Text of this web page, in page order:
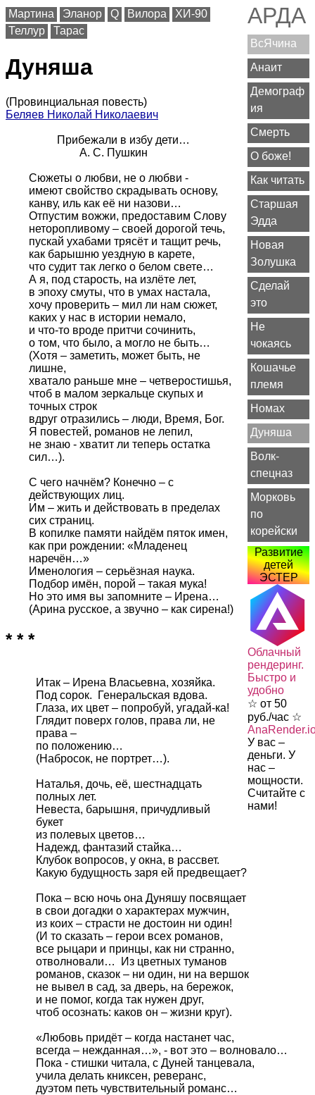
АРДА
ВсЯчина
Анаит
Демограф
ия
Смерть
О боже!
Как читать
Старшая
Эдда
Новая
Золушка
Сделай
это
Не
чокаясь
Кошачье
племя
Номах
Дуняша
Волк-
спецназ
Морковь
по
корейски
Развитие
детей
ЭСТЕР
Облачный
рендеринг.
Быстро и
удобно
☆ от 50
руб./час ☆
У вас –
деньги. У
нас –
мощности.
Считайте с
нами!
Мартина Эланор Q Вилора
ХИ-90
Теллур
Тарас
Дуняша
(Провинциальная повесть)
Беляев Николай Николаевич
Сюжеты о любви, не о любви -
имеют свойство скрадывать основу,
канву, иль как её ни назови…
Отпустим вожжи, предоставим Слову
неторопливому – своей дорогой течь,
пускай ухабами трясёт и тащит речь,
как барышню уездную в карете,
что судит так легко о белом свете…
А я, под старость, на излёте лет,
в эпоху смуты, что в умах настала,
хочу проверить – мил ли нам сюжет,
каких у нас в истории немало,
и что-то вроде притчи сочинить,
о том, что было, а могло не быть…
(Хотя – заметить, может быть, не
лишне,
хватало раньше мне – четверостишья,
чтоб в малом зеркальце скупых и
точных строк
вдруг отразились – люди, Время, Бог.
Я повестей, романов не лепил,
не знаю - хватит ли теперь остатка
сил…).
С чего начнём? Конечно – с
действующих лиц.
Им – жить и действовать в пределах
сих страниц.
В копилке памяти найдём пяток имен,
как при рождении: «Младенец
наречён…»
Именология – серьёзная наука.
Подбор имён, порой – такая мука!
Но это имя вы запомните – Ирена…
(Арина русское, а звучно – как сирена!)
* * *
Итак – Ирена Власьевна, хозяйка.
Под сорок.  Генеральская вдова.
Глаза, их цвет – попробуй, угадай-ка!
Глядит поверх голов, права ли, не
права –
по положению…
(Набросок, не портрет…).
Наталья, дочь, её, шестнадцать
полных лет.
Невеста, барышня, причудливый
букет
из полевых цветов…
Надежд, фантазий стайка…
Клубок вопросов, у окна, в рассвет.
Какую будущность заря ей предвещает?
Пока – всю ночь она Дуняшу посвящает
в свои догадки о характерах мужчин,
из коих – страсти не достоин ни один!
(И то сказать – герои всех романов,
все рыцари и принцы, как ни странно,
отволновали…  Из цветных туманов
романов, сказок – ни один, ни на вершок
не вывел в сад, за дверь, на бережок,
и не помог, когда так нужен друг,
чтоб осознать: каков он – жизни круг).
«Любовь придёт – когда настанет час,
всегда – нежданная…», - вот это – волновало…
Пока - стишки читала, с Дуней танцевала,
учила делать книксен, реверанс,
дуэтом петь чувствительный романс…